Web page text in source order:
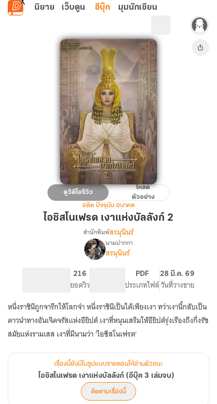
ข้ามไปยังเนื้อหาหลัก
นิยาย เว็บตูน อีบุ๊ก มุมนักเขียน
ไอ
ซิ
ส
บัลลังก์
ดูวิดีโอรีวิว
โหลด
ตัวอย่าง
อดีต ปัจจุบัน อนาคต
ไอซิสโนเฟรต เงาแห่งบัลลังก์ 2
เรื่อง
ไอ
เงา
แห่ง
บัลลังก์
(อี
3
เล่ม
จบ)
สำนักพิมพ์สรมุนินร์
นามปากกา
สรมุนินร์
216
ยอดวิว
PDF
ประเภทไฟล์
28 มี.ค. 69
วันที่วางขาย
หนึ่งราชินีถูกจารึกให้โลกจำ หนึ่งราชินีเป็นได้เพียงเงา ทว่าเงานี้กลับเป็น
ดาวนำทางอันเจิดจรัสแห่งอียิปต์ เงาที่หนุนเสริมให้อียิปต์รุ่งเรืองถึงกึ่งรัช
สมัยแห่งรามเสส เงาที่มีนามว่า 'ไอซิสโนเฟรต'
เรื่องนี้ยังมีในรูปแบบรายตอนให้อ่านด้วยนะ
ไอซิสโนเฟรต เงาแห่งบัลลังก์ (อีบุ๊ค 3 เล่มจบ)
ติดตามเรื่องนี้